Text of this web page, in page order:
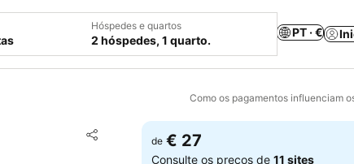
Hóspedes e quartos
2 hóspedes, 1 quarto.
PT · €
Como os pagamentos influenciam
Partilhar
Adicionar aos favoritos
de € 27
Consulte os preços de11 sites